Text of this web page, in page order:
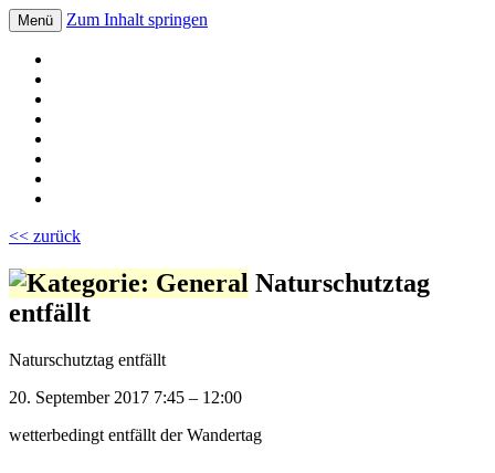
Volksschule Bad Blumau
Menü Zum Inhalt springen
<< zurück
Naturschutztag
entfällt
Naturschutztag entfällt
20. September 2017 7:45 – 12:00
wetterbedingt entfällt der Wandertag